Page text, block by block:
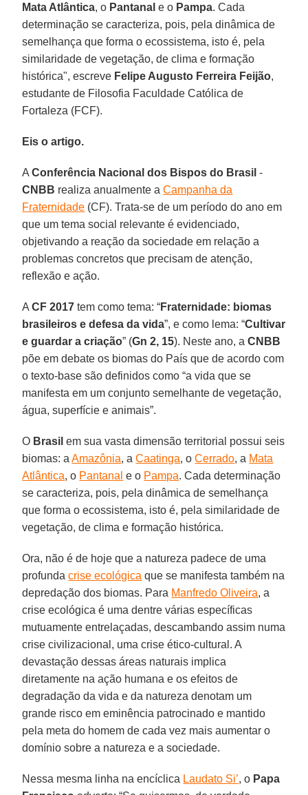
Mata Atlântica, o Pantanal e o Pampa. Cada
determinação se caracteriza, pois, pela dinâmica de
semelhança que forma o ecossistema, isto é, pela
similaridade de vegetação, de clima e formação
histórica", escreve Felipe Augusto Ferreira Feijão,
estudante de Filosofia Faculdade Católica de
Fortaleza (FCF).
Eis o artigo.
AConferência Nacional dos Bispos do Brasil -
CNBB realiza anualmente aCampanha da
Fraternidade (CF). Trata-se de um período do ano em
que um tema social relevante é evidenciado,
objetivando a reação da sociedade em relação a
problemas concretos que precisam de atenção,
reflexão e ação.
ACF 2017 tem como tema: “Fraternidade: biomas
brasileiros e defesa da vida”, e como lema: “Cultivar
e guardar a criação” (Gn 2, 15). Neste ano, aCNBB
põe em debate os biomas do País que de acordo com
o texto-base são definidos como “a vida que se
manifesta em um conjunto semelhante de vegetação,
água, superfície e animais”.
O Brasil em sua vasta dimensão territorial possui seis
biomas: aAmazônia, aCaatinga, oCerrado, a Mata
Atlântica, o Pantanal e o Pampa. Cada determinação
se caracteriza, pois, pela dinâmica de semelhança
que forma o ecossistema, isto é, pela similaridade de
vegetação, de clima e formação histórica.
Ora, não é de hoje que a natureza padece de uma
profundacrise ecológica que se manifesta também na
depredação dos biomas. Para Manfredo Oliveira, a
crise ecológica é uma dentre várias específicas
mutuamente entrelaçadas, descambando assim numa
crise civilizacional, uma crise ético-cultural. A
devastação dessas áreas naturais implica
diretamente na ação humana e os efeitos de
degradação da vida e da natureza denotam um
grande risco em eminência patrocinado e mantido
pela meta do homem de cada vez mais aumentar o
domínio sobre a natureza e a sociedade.
Nessa mesma linha na encíclica Laudato Si’, o Papa